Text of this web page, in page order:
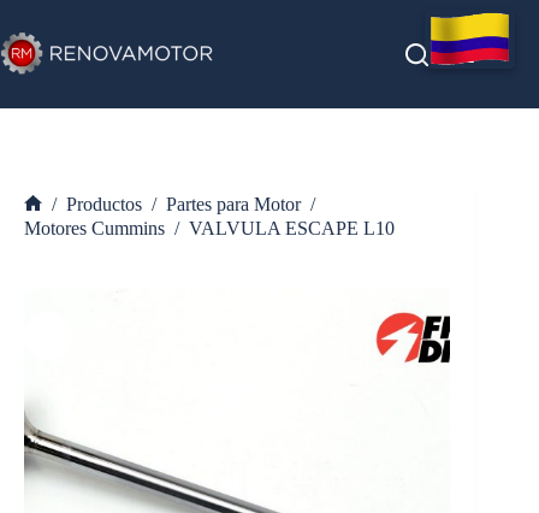
al
contenido
Inicio
/ Productos / Partes para Motor /
Motores Cummins / VALVULA ESCAPE L10